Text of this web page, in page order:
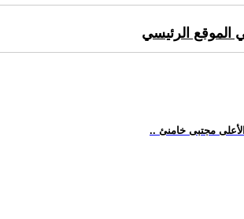
الموقع الرئيسي
مجتبى خامنئ